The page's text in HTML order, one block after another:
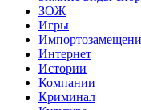
ЗОЖ
Игры
Интернет
Истории
Компании
Криминал